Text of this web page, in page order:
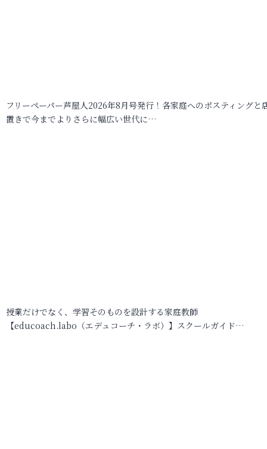
フリーペーパー芦屋人2026年8月号発行！各家庭へのポスティングと
置きで今までよりさらに幅広い世代に…
授業だけでなく、学習そのものを設計する家庭教師
【educoach.labo（エデュコーチ・ラボ）】スクールガイド…